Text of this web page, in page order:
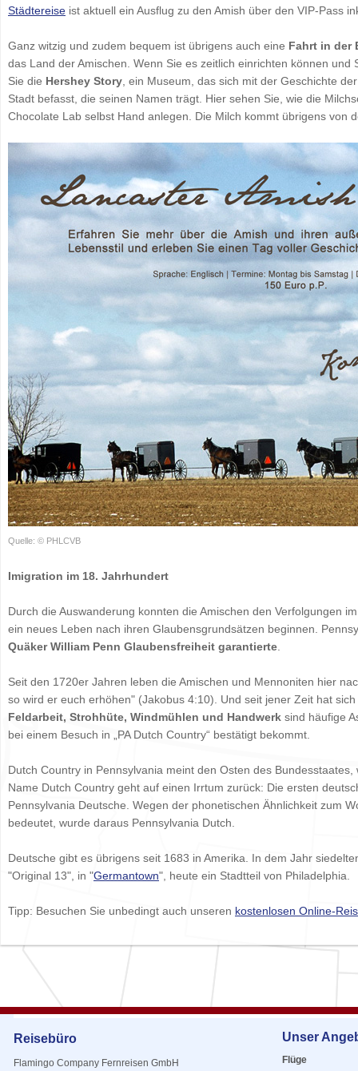
Städtereise ist aktuell ein Ausflug zu den Amish über den VIP-Pass
Ganz witzig und zudem bequem ist übrigens auch eine Fahrt in der
das Land der Amischen. Wenn Sie es zeitlich einrichten können
Sie die Hershey Story , ein Museum, das sich mit der Geschichte
Stadt befasst, die seinen Namen trägt. Hier sehen Sie, wie die
Chocolate Lab selbst Hand anlegen. Die Milch kommt übrigens von
Quelle: © PHLCVB
Imigration im 18. Jahrhundert
Durch die Auswanderung konnten die Amischen den Verfolgungen
ein neues Leben nach ihren Glaubensgrundsätzen beginnen.
Quäker William Penn Glaubensfreiheit garantierte
Seit den 1720er Jahren leben die Amischen und Mennoniten hier
so wird er euch erhöhen" (Jakobus 4:10). Und seit jener Zeit hat
Feldarbeit, Strohhüte, Windmühlen und Handwerk sind häufige
bei einem Besuch in „PA Dutch Country“ bestätigt bekommt.
Dutch Country in Pennsylvania meint den Osten des
Name Dutch Country geht auf einen Irrtum zurück: Die ersten
Pennsylvania Deutsche. Wegen der phonetischen Ähnlichkeit zum
bedeutet, wurde daraus Pennsylvania Dutch.
Deutsche gibt es übrigens seit 1683 in Amerika. In dem Jahr
"Original 13", in "Germantown", heute ein Stadtteil von Philadelphia.
Tipp: Besuchen Sie unbedingt auch unseren kostenlosen Online-
Reisebüro
Flamingo Company Fernreisen GmbH
Unser
Flüge